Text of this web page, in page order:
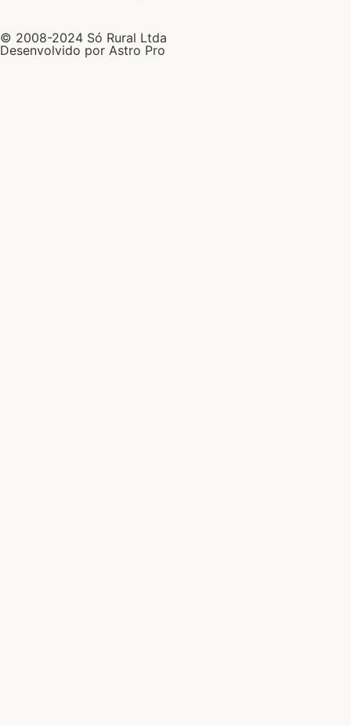
© 2008-2024 Só Rural Ltda
Desenvolvido por Astro Pro